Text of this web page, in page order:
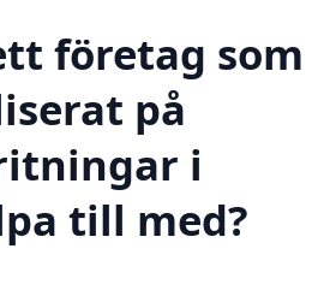
företag som
på
i
till med?